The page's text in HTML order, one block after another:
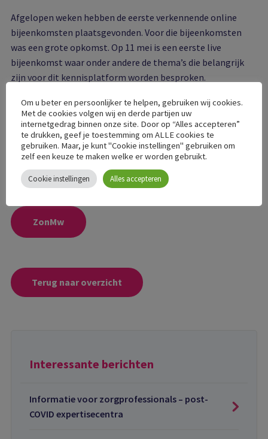
Afgelopen weken hebben de eerste verkennende online
bijeenkomsten plaatsgevonden. Voor die bijeenkomsten
was een grote opkomst. Op 11 mei is een eerste live
bijeenkomst waar onder andere de thema’s die belangrijk
zijn voor dit kennisplatform worden besproken.
Subsidie
Om dit kennisplatform op te zetten is een subsidie door
ZonMw verstrekt voor twee jaar. Daarna wordt gekeken of
krijgen.
ZonMw
Terug naar overzicht
Interessante berichten
Informatie voor zorgprofessionals – post-
COVID expertisecentra
Om u beter en persoonlijker te helpen, gebruiken wij cookies.
Met de cookies volgen wij en derde partijen uw
internetgedrag binnen onze site. Door op “Alles accepteren”
te drukken, geef je toestemming om ALLE cookies te
gebruiken. Maar, je kunt "Cookie instellingen" gebruiken om
zelf een keuze te maken welke er worden gebruikt.
Cookie instellingen Alles accepteren